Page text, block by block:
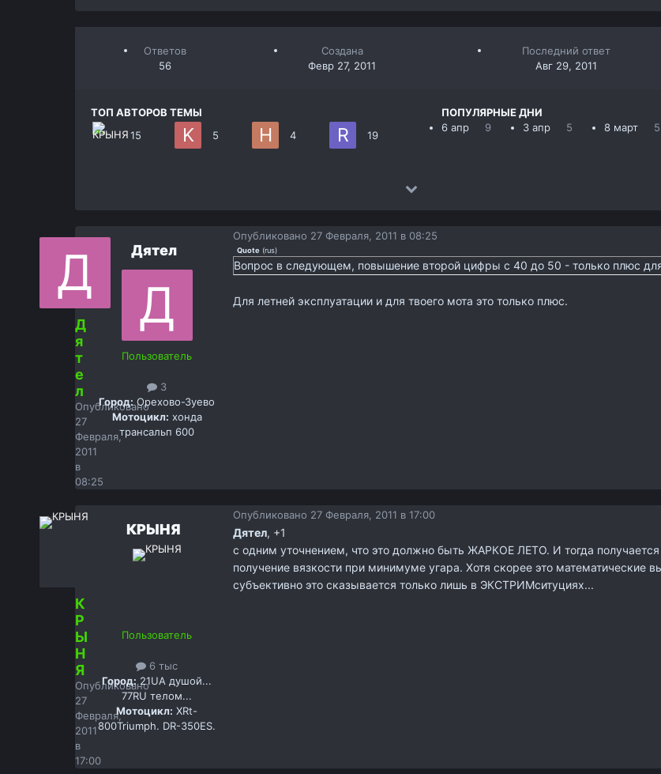
Ответов
56
Создана
Февр 27, 2011
Последний ответ
Авг 29, 2011
ТОП АВТОРОВ ТЕМЫ
15
5 4 19
ПОПУЛЯРНЫЕ ДНИ
6 апр
9 3 апр 5 8 март 5
Д
я
т
е
л
Опубликовано
27
Февраля,
2011
в
08:25
Дятел
Пользователь
3
Город:Орехово-Зуево
Мотоцикл: хонда
трансальп 600
Опубликовано 27 Февраля, 2011 в 08:25
Quote(rus)
Вопрос в следующем, повышение второй цифры с 40 до 50 - только плюс для
Для летней эксплуатации и для твоего мота это только плюс.
К
Р
Ы
Н
Я
Опубликовано
27
Февраля,
2011
в
17:00
КРЫНЯ
Пользователь
6 тыс
Город:21UA душой...
77RU телом...
Мотоцикл: XRt-
800Triumph. DR-350ES.
Опубликовано 27 Февраля, 2011 в 17:00
Дятел, +1
c одним уточнением, что это должно быть ЖАРКОЕ ЛЕТО. И тогда получается
получение вязкости при минимуме угара. Хотя скорее это математические
субъективно это сказывается только лишь в ЭКСТРИМситуциях...